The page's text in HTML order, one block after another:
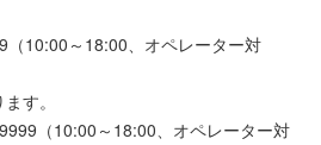
10:00～18:00、オペレーター対
す。
（10:00～18:00、オペレーター対